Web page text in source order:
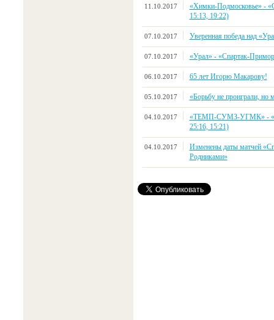
11.10.2017
«Химки-Подмосковье» -
15:13, 19:22)
07.10.2017 Уверенная победа над
07.10.2017 «Урал» - «Спартак-
06.10.2017 65 лет Игорю Макарову!
05.10.2017 «Борьбу не проиграли, но
04.10.2017
«ТЕМП-СУМЗ-УГМК» -
25:16, 15:21)
04.10.2017
Изменены даты матчей
Родниками»